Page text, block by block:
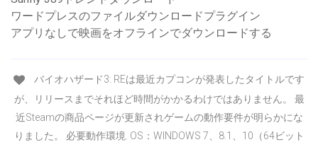
ワードプレスのファイルダウンロードプラグイン
アプリなしで映画をオフラインでダウンロードする
バイオハザード3: REは最近カプコンが発表したタイトルです
が、リリースまでそれほど時間がかかるわけではありません。 最
近Steamの商品ページが更新されゲームの動作要件が明らかにな
りました。 必要動作環境. OS：WINDOWS 7、8.1、10（64ビット